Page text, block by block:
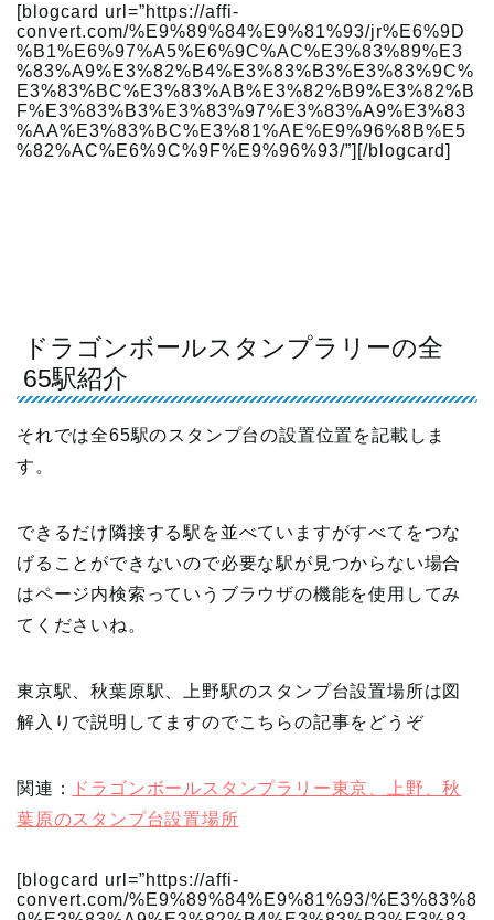
[blogcard url=”https://affi-
convert.com/%E9%89%84%E9%81%93/jr%E6%9D
%B1%E6%97%A5%E6%9C%AC%E3%83%89%E3
%83%A9%E3%82%B4%E3%83%B3%E3%83%9C%
E3%83%BC%E3%83%AB%E3%82%B9%E3%82%B
F%E3%83%B3%E3%83%97%E3%83%A9%E3%83
%AA%E3%83%BC%E3%81%AE%E9%96%8B%E5
%82%AC%E6%9C%9F%E9%96%93/”][/blogcard]
ドラゴンボールスタンプラリーの全
65駅紹介
それでは全65駅のスタンプ台の設置位置を記載しま
す。
できるだけ隣接する駅を並べていますがすべてをつな
げることができないので必要な駅が見つからない場合
はページ内検索っていうブラウザの機能を使用してみ
てくださいね。
東京駅、秋葉原駅、上野駅のスタンプ台設置場所は図
解入りで説明してますのでこちらの記事をどうぞ
関連：
ドラゴンボールスタンプラリー東京、上野、秋
葉原のスタンプ台設置場所
[blogcard url=”https://affi-
convert.com/%E9%89%84%E9%81%93/%E3%83%8